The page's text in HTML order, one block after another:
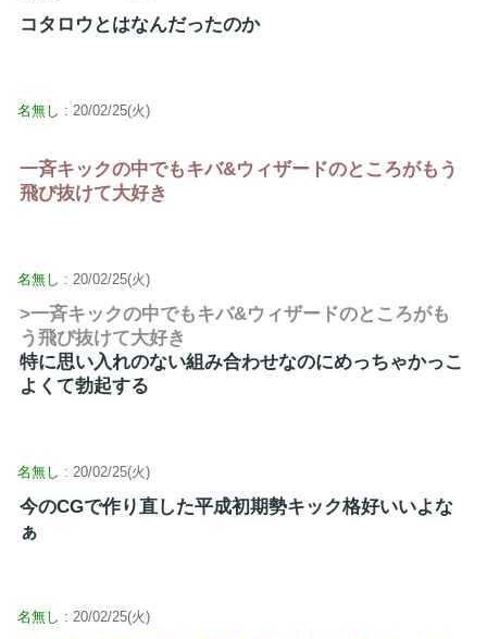
コタロウとはなんだったのか
名無し : 20/02/25(火)
一斉キックの中でもキバ&ウィザードのところがもう
飛び抜けて大好き
名無し : 20/02/25(火)
>一斉キックの中でもキバ&ウィザードのところがも
う飛び抜けて大好き
特に思い入れのない組み合わせなのにめっちゃかっこ
よくて勃起する
名無し : 20/02/25(火)
今のCGで作り直した平成初期勢キック格好いいよな
ぁ
名無し : 20/02/25(火)